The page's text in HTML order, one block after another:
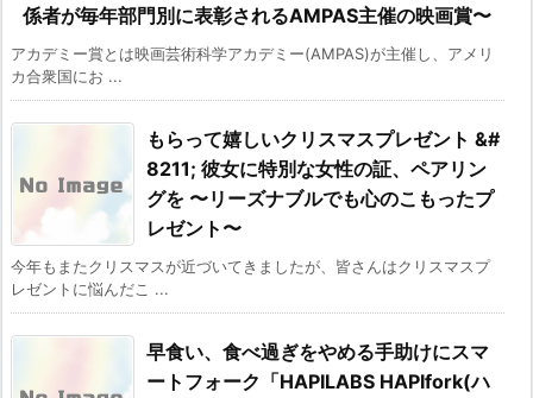
係者が毎年部門別に表彰されるAMPAS主催の映画賞〜
アカデミー賞とは映画芸術科学アカデミー(AMPAS)が主催し、アメリ
カ合衆国にお ...
もらって嬉しいクリスマスプレゼント &#
8211; 彼女に特別な女性の証、ペアリン
グを 〜リーズナブルでも心のこもったプ
レゼント〜
今年もまたクリスマスが近づいてきましたが、皆さんはクリスマスプ
レゼントに悩んだこ ...
早食い、食べ過ぎをやめる手助けにスマ
ートフォーク「HAPILABS HAPIfork(ハ